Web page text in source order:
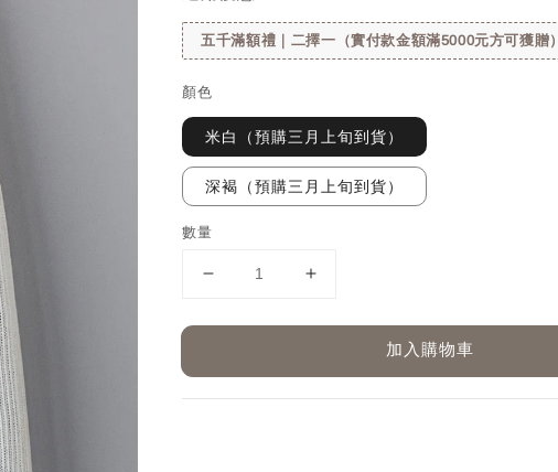
五千滿額禮｜二擇一（實付款金額滿5000元方可獲贈）
顏色
米白（預購三月上旬到貨）
深褐（預購三月上旬到貨）
數量
加入購物車